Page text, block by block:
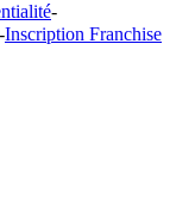
-
-Inscription Franchise